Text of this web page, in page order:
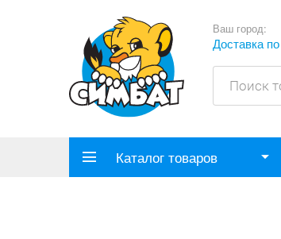
Ваш город:
Доставка
Каталог товаров